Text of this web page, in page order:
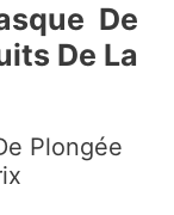
De
De La
Plongée